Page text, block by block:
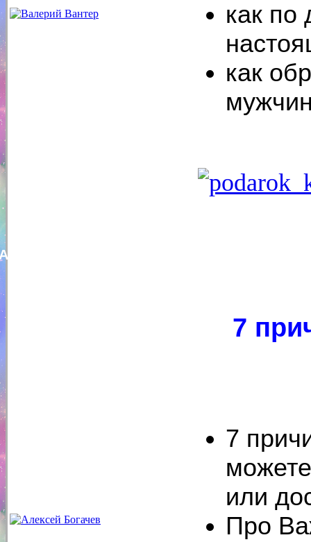
как по
как
Богачев
7
7
или
Про